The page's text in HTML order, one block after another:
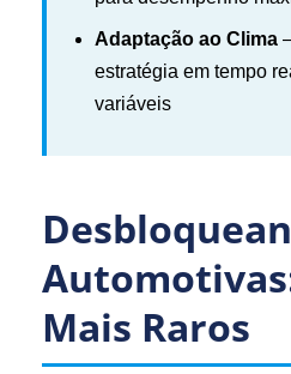
Adaptação ao Clima
estratégia em tempo
variáveis
Mais Raros